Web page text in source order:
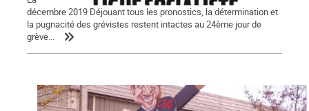
décembre 2019 Déjouant tous les pronostics, la détermination et
la pugnacité des grévistes restent intactes au 24ème jour de
grève...